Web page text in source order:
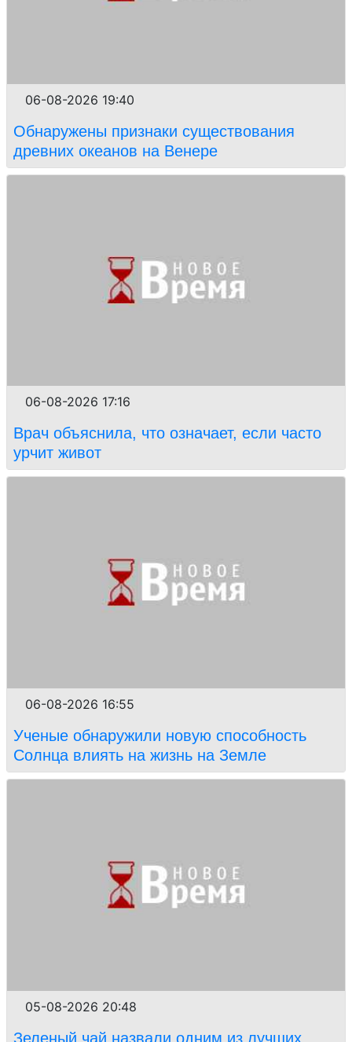
06-08-2026 19:40
Обнаружены признаки существования
древних океанов на Венере
06-08-2026 17:16
Врач объяснила, что означает, если часто
урчит живот
06-08-2026 16:55
Ученые обнаружили новую способность
Солнца влиять на жизнь на Земле
05-08-2026 20:48
Зеленый чай назвали одним из лучших